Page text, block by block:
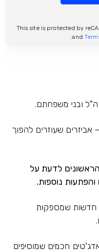
This site is protected by
and
ובני משפחתם.
אביזרים שעוזרים להפוך
הראשונים לדעת על
נוספות.
חדשות שמספקות
חכמים שמוסיפים